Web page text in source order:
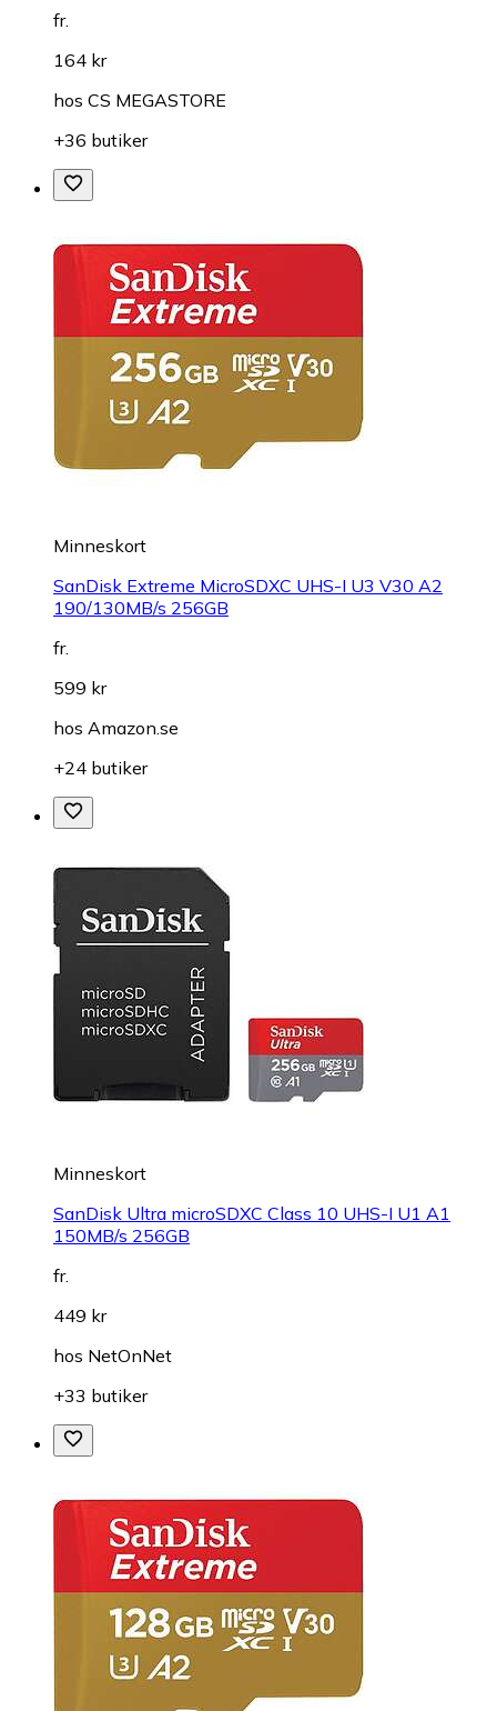
fr.
164 kr
hos CS MEGASTORE
+36 butiker
Minneskort
SanDisk Extreme MicroSDXC UHS-I U3 V30 A2
190/130MB/s 256GB
fr.
599 kr
hos Amazon.se
+24 butiker
Minneskort
SanDisk Ultra microSDXC Class 10 UHS-I U1 A1
150MB/s 256GB
fr.
449 kr
hos NetOnNet
+33 butiker